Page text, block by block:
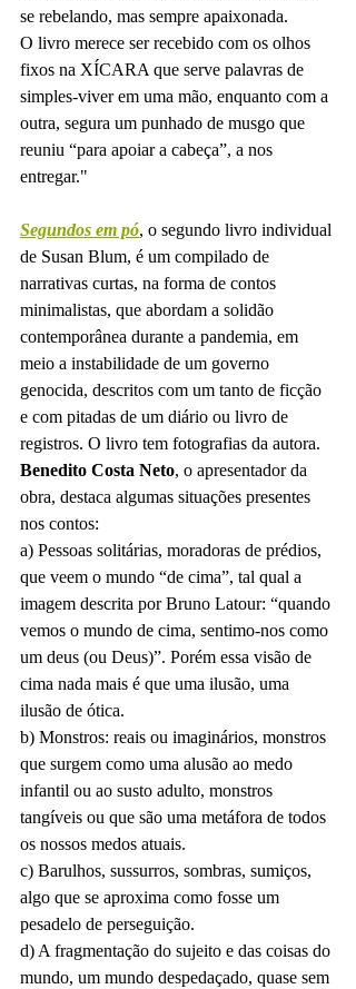
se rebelando, mas sempre apaixonada.
O livro merece ser recebido com os olhos
fixos na XÍCARA que serve palavras de
simples-viver em uma mão, enquanto com a
outra, segura um punhado de musgo que
reuniu “para apoiar a cabeça”, a nos
entregar."
Segundos em pó, o segundo livro individual
de Susan Blum, é um compilado de
narrativas curtas, na forma de contos
minimalistas, que abordam a solidão
contemporânea durante a pandemia, em
meio a instabilidade de um governo
genocida, descritos com um tanto de ficção
e com pitadas de um diário ou livro de
registros. O livro tem fotografias da autora.
Benedito Costa Neto, o apresentador da
obra, destaca algumas situações presentes
nos contos:
a) Pessoas solitárias, moradoras de prédios,
que veem o mundo “de cima”, tal qual a
imagem descrita por Bruno Latour: “quando
vemos o mundo de cima, sentimo-nos como
um deus (ou Deus)”. Porém essa visão de
cima nada mais é que uma ilusão, uma
ilusão de ótica.
b) Monstros: reais ou imaginários, monstros
que surgem como uma alusão ao medo
infantil ou ao susto adulto, monstros
tangíveis ou que são uma metáfora de todos
os nossos medos atuais.
c) Barulhos, sussurros, sombras, sumiços,
algo que se aproxima como fosse um
pesadelo de perseguição.
d) A fragmentação do sujeito e das coisas do
mundo, um mundo despedaçado, quase sem